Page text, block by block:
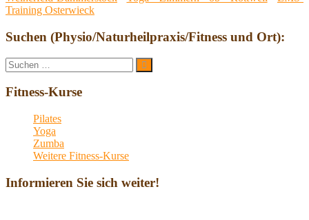
Training Osterwieck
Suchen (Physio/Naturheilpraxis/Fitness und Ort):
Suche
nach:
Suchen
Fitness-Kurse
Pilates
Yoga
Zumba
Weitere Fitness-Kurse
Informieren Sie sich weiter!